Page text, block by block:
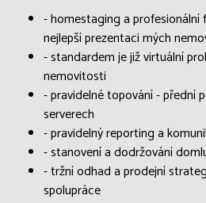
- homestaging a
nejlepší prezentaci mých
- standardem je již virtuální
nemovitosti
- pravidelné topování - přední
serverech
- pravidelný reporting a
- stanovení a dodržování
- tržní odhad a prodejní
spolupráce